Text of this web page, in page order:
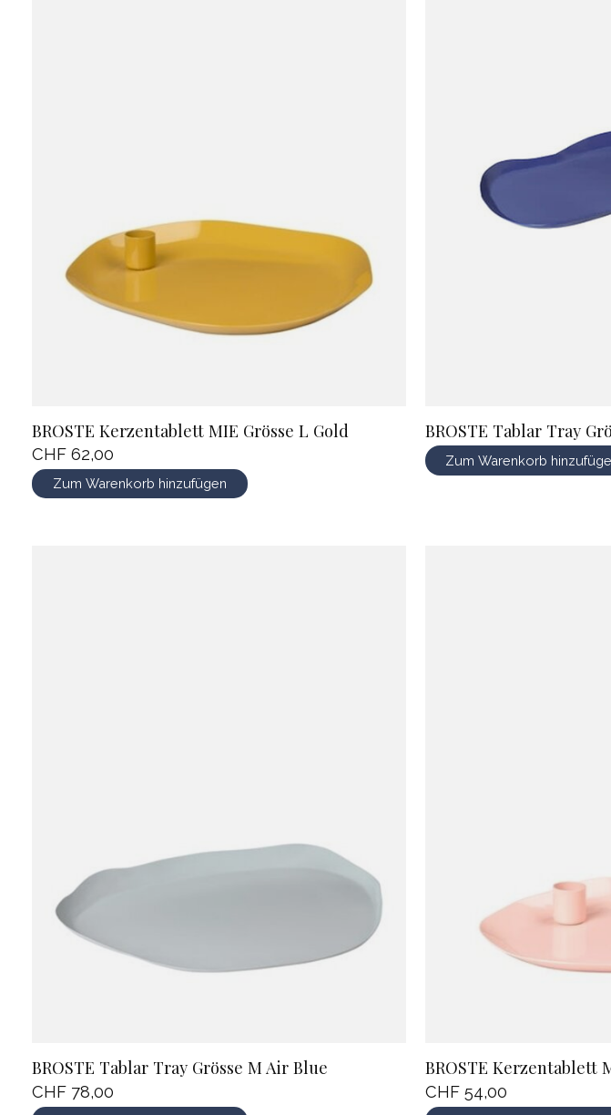
BROSTE Kerzentablett MIE Grösse L Gold
CHF 62,00
Zum Warenkorb hinzufügen
BROSTE Tablar Tray
Zum Warenkorb
BROSTE Tablar Tray Grösse M Air Blue
CHF 78,00
BROSTE Kerzentablett
CHF 54,00